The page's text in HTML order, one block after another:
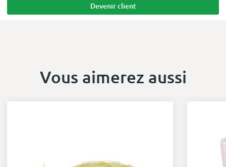
Devenir client
Vous aimerez aussi